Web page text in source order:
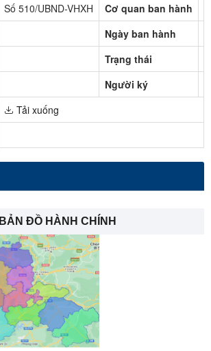
Số 510/UBND-VHXH
Cơ quan ban hành
Ngày ban hành
Trạng thái
Người ký
Tải xuống
BẢN ĐỒ HÀNH CHÍNH